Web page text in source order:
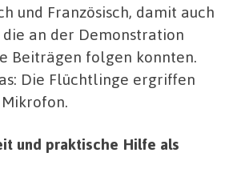
und Französisch, damit auch
an der Demonstration
Beiträgen folgen konnten.
Die Flüchtlinge ergriffen
und praktische Hilfe als